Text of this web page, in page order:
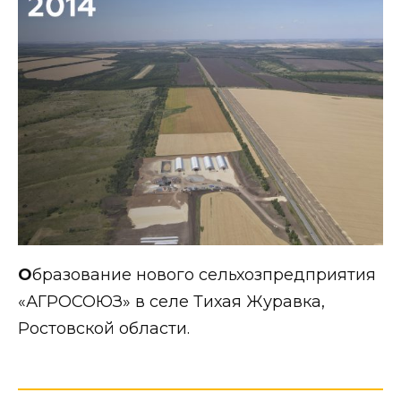
Образование нового сельхозпредприятия
«АГРОСОЮЗ» в селе Тихая Журавка,
Ростовской области.